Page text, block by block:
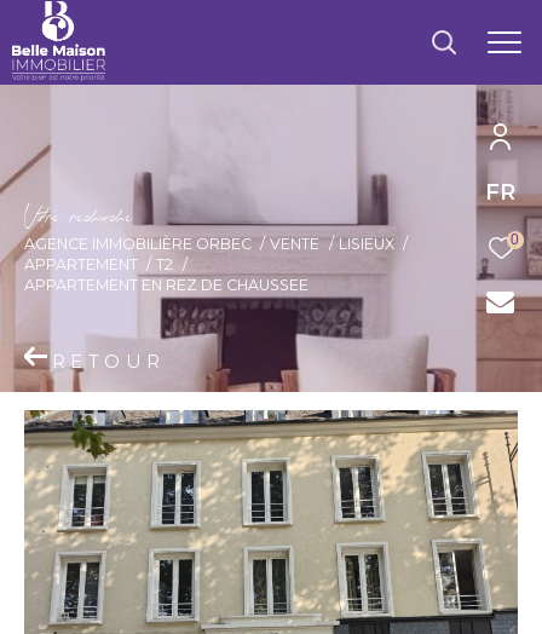
FR
0
Vore recece
AGENCE IMMOBILIÈRE ORBEC VENTE
LISIEUX
APPARTEMENT
T2
APPARTEMENT EN REZ DE CHAUSSEE
RETOUR